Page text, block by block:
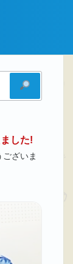
検
索
した!
ざいま